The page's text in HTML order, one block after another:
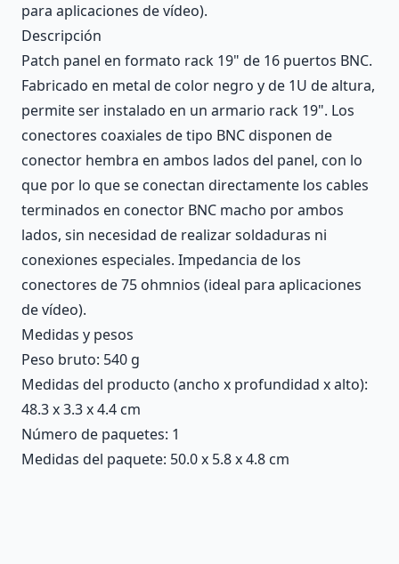
para aplicaciones de vídeo).
Descripción
Patch panel en formato rack 19" de 16 puertos BNC.
Fabricado en metal de color negro y de 1U de altura,
permite ser instalado en un armario rack 19". Los
conectores coaxiales de tipo BNC disponen de
conector hembra en ambos lados del panel, con lo
que por lo que se conectan directamente los cables
terminados en conector BNC macho por ambos
lados, sin necesidad de realizar soldaduras ni
conexiones especiales. Impedancia de los
conectores de 75 ohmnios (ideal para aplicaciones
de vídeo).
Medidas y pesos
Peso bruto: 540 g
Medidas del producto (ancho x profundidad x alto):
48.3 x 3.3 x 4.4 cm
Número de paquetes: 1
Medidas del paquete: 50.0 x 5.8 x 4.8 cm